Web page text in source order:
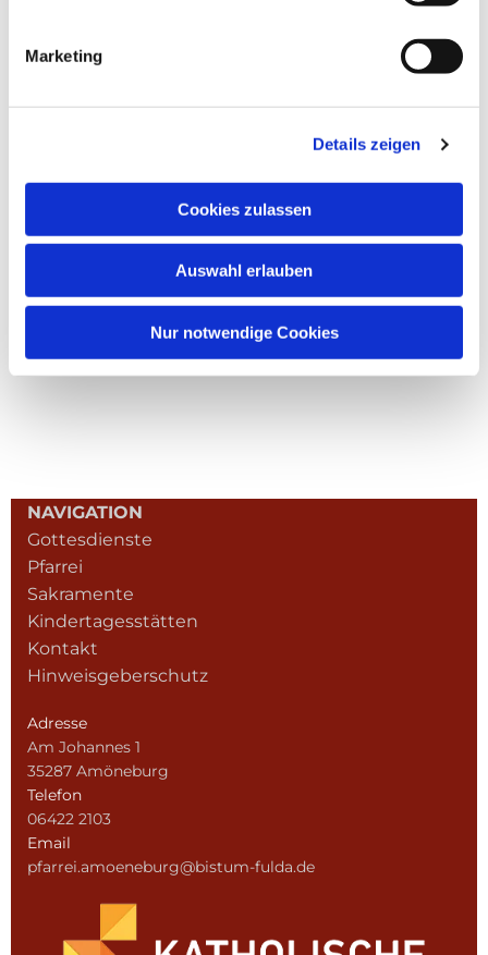
Marketing
Details zeigen
Cookies zulassen
Auswahl erlauben
Nur notwendige Cookies
NAVIGATION
Gottesdienste
Pfarrei
Sakramente
Kindertagesstätten
Kontakt
Hinweisgeberschutz
Adresse
Am Johannes 1
35287 Amöneburg
Telefon
06422 2103
Email
pfarrei.amoeneburg@bistum-fulda.de